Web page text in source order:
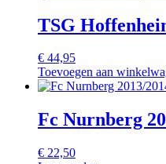
TSG
€ 44,95
Toevoegen aan
Fc Nurnberg
€ 22,50